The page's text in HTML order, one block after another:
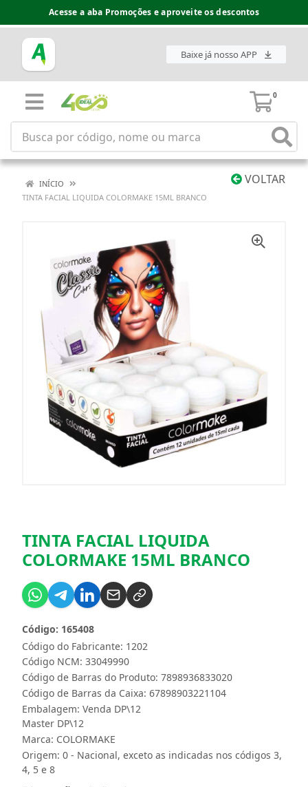
Acesse a aba Promoções e aproveite os descontos
Baixe já nosso APP
0
VOLTAR
INÍCIO
TINTA FACIAL LIQUIDA COLORMAKE 15ML BRANCO
TINTA FACIAL LIQUIDA
COLORMAKE 15ML BRANCO
Código do Fabricante: 1202
Código: 165408
Código NCM: 33049990
Código de Barras do Produto: 7898936833020
Código de Barras da Caixa: 67898903221104
Embalagem: Venda DP\12
Master DP\12
Marca: COLORMAKE
Origem: 0 - Nacional, exceto as indicadas nos códigos 3,
4, 5 e 8